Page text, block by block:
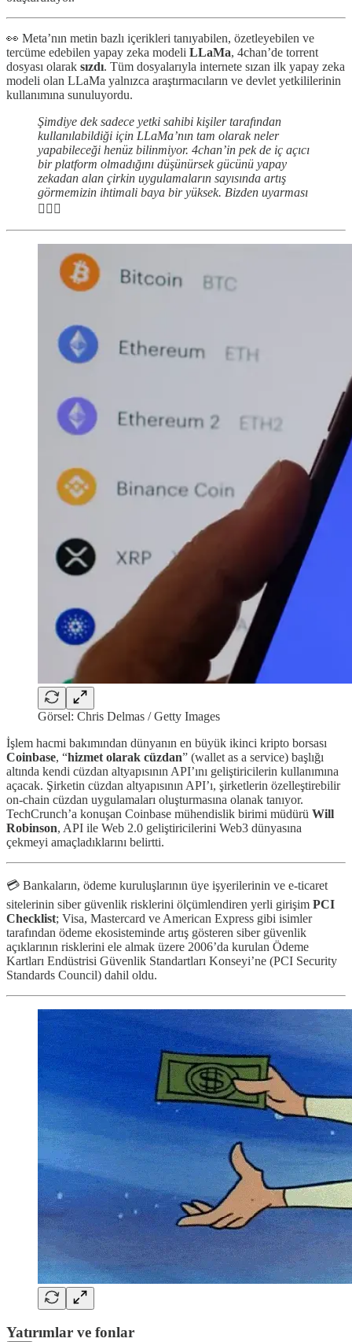
👀 Meta’nın metin bazlı içerikleri tanıyabilen, özetleyebilen ve
tercüme edebilen yapay zeka modeli LLaMa, 4chan’de torrent
dosyası olarak sızdı. Tüm dosyalarıyla internete sızan ilk yapay zeka
modeli olan LLaMa yalnızca araştırmacıların ve devlet yetkililerinin
kullanımına sunuluyordu.
Şimdiye dek sadece yetki sahibi kişiler tarafından
kullanılabildiği için LLaMa’nın tam olarak neler
yapabileceği henüz bilinmiyor. 4chan’in pek de iç açıcı
bir platform olmadığını düşünürsek gücünü yapay
zekadan alan çirkin uygulamaların sayısında artış
görmemizin ihtimali baya bir yüksek. Bizden uyarması
🤷🏼‍♂️
Görsel: Chris Delmas / Getty Images
İşlem hacmi bakımından dünyanın en büyük ikinci kripto borsası
Coinbase, “hizmet olarak cüzdan” (wallet as a service) başlığı
altında kendi cüzdan altyapısının API’ını geliştiricilerin kullanımına
açacak. Şirketin cüzdan altyapısının API’ı, şirketlerin özelleştirebilir
on-chain cüzdan uygulamaları oluşturmasına olanak tanıyor.
TechCrunch’a konuşan Coinbase mühendislik birimi müdürü Will
Robinson, API ile Web 2.0 geliştiricilerini Web3 dünyasına
çekmeyi amaçladıklarını belirtti.
💳 Bankaların, ödeme kuruluşlarının üye işyerilerinin ve e-ticaret
sitelerinin siber güvenlik risklerini ölçümlendiren yerli girişim PCI
Checklist; Visa, Mastercard ve American Express gibi isimler
tarafından ödeme ekosisteminde artış gösteren siber güvenlik
açıklarının risklerini ele almak üzere 2006’da kurulan Ödeme
Kartları Endüstrisi Güvenlik Standartları Konseyi’ne (PCI Security
Standards Council) dahil oldu.
Yatırımlar ve fonlar